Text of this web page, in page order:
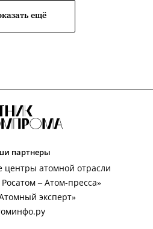
ещё
партнеры
атомной отрасли
– Атом-пресса»
эксперт»